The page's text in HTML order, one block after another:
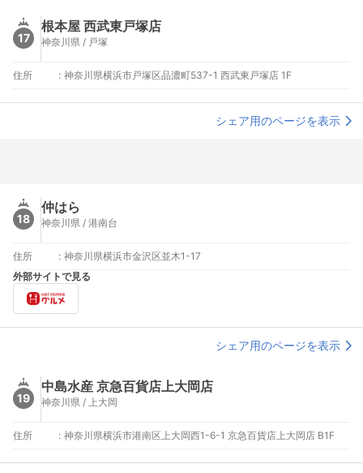
17
根本屋 西武東戸塚店
神奈川県 / 戸塚
住所 : 神奈川県横浜市戸塚区品濃町537-1 西武東戸塚店 1F
シェア用のページを表示
18
仲はら
神奈川県 / 港南台
住所 : 神奈川県横浜市金沢区並木1-17
外部サイトで見る
シェア用のページを表示
19
中島水産 京急百貨店上大岡店
神奈川県 / 上大岡
住所 : 神奈川県横浜市港南区上大岡西1-6-1 京急百貨店上大岡店 B1F